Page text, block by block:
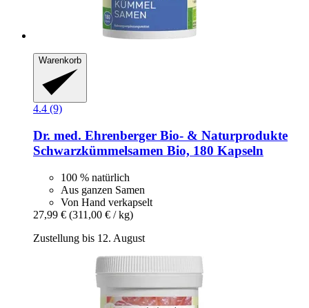
Warenkorb
4.4 (9)
Dr. med. Ehrenberger Bio- & Naturprodukte
Schwarzkümmelsamen Bio, 180 Kapseln
100 % natürlich
Aus ganzen Samen
Von Hand verkapselt
27,99 € (311,00 € / kg)
Zustellung bis 12. August